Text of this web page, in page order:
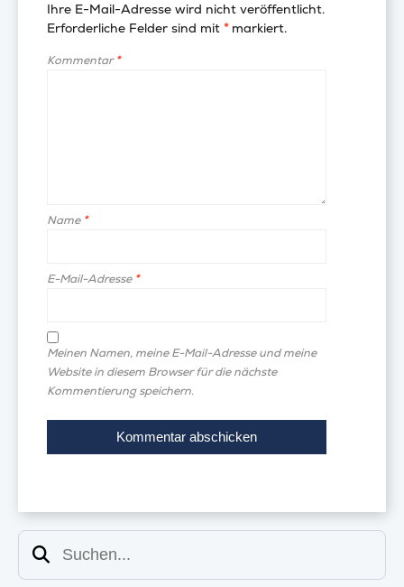
Ihre E-Mail-Adresse wird nicht veröffentlicht.
Erforderliche Felder sind mit *markiert.
Kommentar*
Name *
E-Mail-Adresse *
Meinen Namen, meine E-Mail-Adresse und meine
Website in diesem Browser für die nächste
Kommentierung speichern.
Suchen